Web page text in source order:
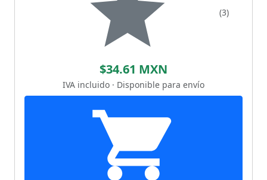
(3)
$34.61 MXN
IVA incluido · Disponible para envío